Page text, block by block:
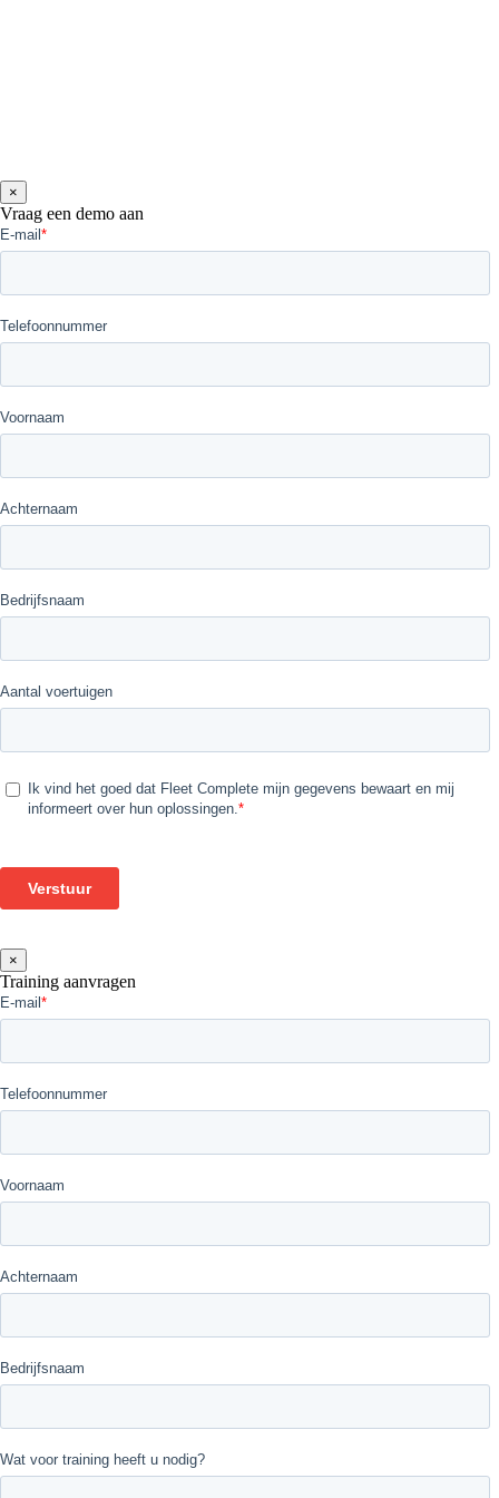
×
Vraag een demo aan
×
Training aanvragen